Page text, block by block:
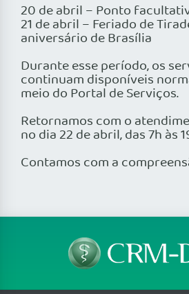
20 de abril – Ponto
21 de abril – Feriado de
aniversário de Brasília
Durante esse período, os
continuam disponíveis
meio do Portal de Serviços.
Retornamos com o
no dia 22 de abril, das 7h às
Contamos com a